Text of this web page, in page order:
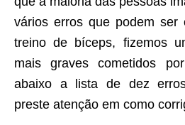
vários erros que podem ser
treino de bíceps, fizemos
mais graves cometidos
abaixo a lista de dez
preste atenção em como